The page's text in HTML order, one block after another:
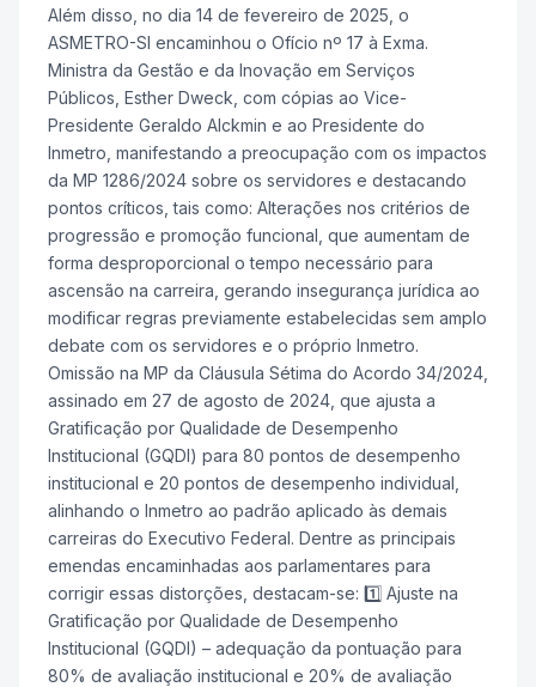
Além disso, no dia 14 de fevereiro de 2025, o
ASMETRO-SI encaminhou o Ofício nº 17 à Exma.
Ministra da Gestão e da Inovação em Serviços
Públicos, Esther Dweck, com cópias ao Vice-
Presidente Geraldo Alckmin e ao Presidente do
Inmetro, manifestando a preocupação com os impactos
da MP 1286/2024 sobre os servidores e destacando
pontos críticos, tais como: Alterações nos critérios de
progressão e promoção funcional, que aumentam de
forma desproporcional o tempo necessário para
ascensão na carreira, gerando insegurança jurídica ao
modificar regras previamente estabelecidas sem amplo
debate com os servidores e o próprio Inmetro.
Omissão na MP da Cláusula Sétima do Acordo 34/2024,
assinado em 27 de agosto de 2024, que ajusta a
Gratificação por Qualidade de Desempenho
Institucional (GQDI) para 80 pontos de desempenho
institucional e 20 pontos de desempenho individual,
alinhando o Inmetro ao padrão aplicado às demais
carreiras do Executivo Federal. Dentre as principais
emendas encaminhadas aos parlamentares para
corrigir essas distorções, destacam-se: 1️⃣ Ajuste na
Gratificação por Qualidade de Desempenho
Institucional (GQDI) – adequação da pontuação para
80% de avaliação institucional e 20% de avaliação